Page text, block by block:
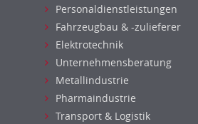
Personaldienstleistungen
Fahrzeugbau & -zulieferer
Elektrotechnik
Unternehmensberatung
Metallindustrie
Pharmaindustrie
Transport & Logistik